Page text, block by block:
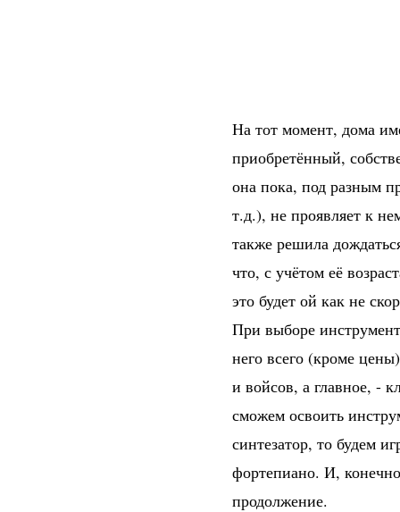
На тот момент, дома
приобретённый,
она пока, под разным
т.д.), не проявляет к
также решила
что, с учётом её
это будет ой как не
При выборе
него всего (кроме
и войсов, а главное, -
сможем освоить
синтезатор, то будем
фортепиано. И,
продолжение.